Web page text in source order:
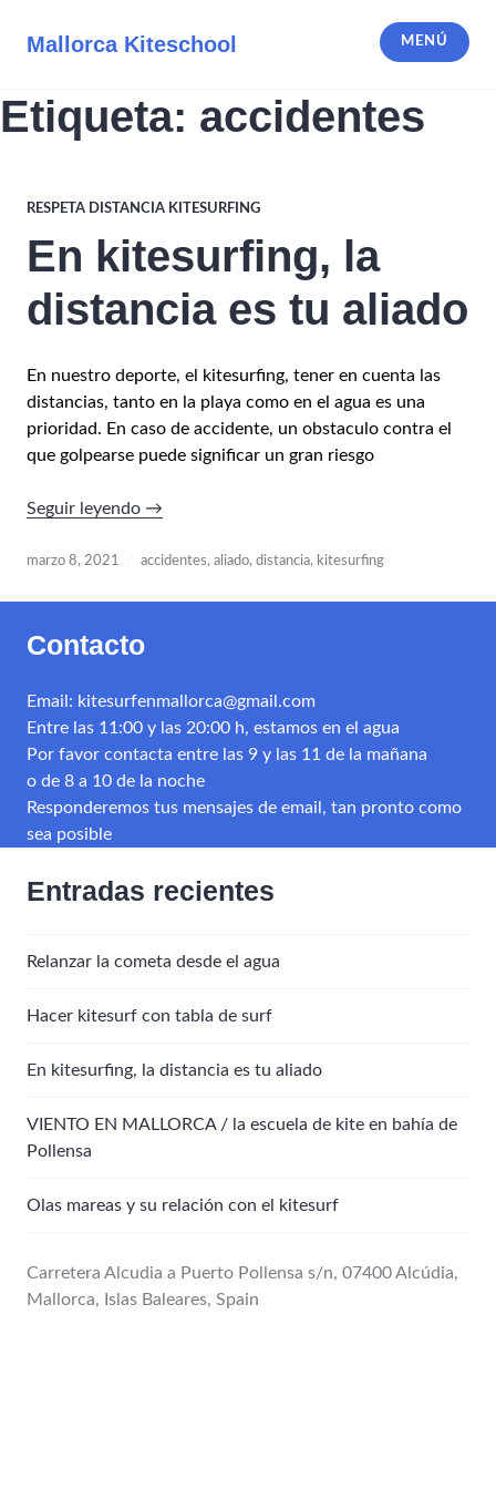
Mallorca Kiteschool MENÚ
Etiqueta: accidentes
RESPETA DISTANCIA KITESURFING
En kitesurfing, la
distancia es tu aliado
En nuestro deporte, el kitesurfing, tener en cuenta las
distancias, tanto en la playa como en el agua es una
prioridad. En caso de accidente, un obstaculo contra el
que golpearse puede significar un gran riesgo
Seguir leyendo «En
la
→
marzo 8, 2021 accidentes, aliado, distancia, kitesurfing
Contacto
Email: kitesurfenmallorca@gmail.com
Entre las 11:00 y las 20:00 h, estamos en el agua
Por favor contacta entre las 9 y las 11 de la mañana
o de 8 a 10 de la noche
Responderemos tus mensajes de email, tan pronto como
sea posible
Entradas recientes
Relanzar la cometa desde el agua
Hacer kitesurf con tabla de surf
En kitesurfing, la distancia es tu aliado
VIENTO EN MALLORCA / la escuela de kite en bahía de
Pollensa
Olas mareas y su relación con el kitesurf
Carretera Alcudia a Puerto Pollensa s/n, 07400 Alcúdia,
Mallorca, Islas Baleares, Spain